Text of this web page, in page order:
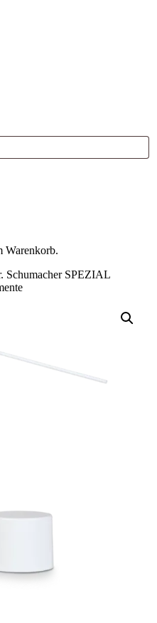
Warenkorb.
SPEZIAL